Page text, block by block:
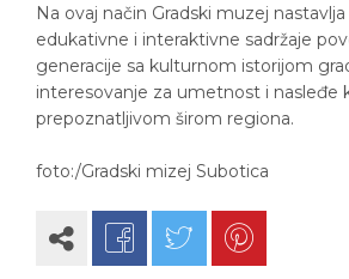
Na ovaj način Gradski muzej
edukativne i interaktivne sadržaje
generacije sa kulturnom istorijom
interesovanje za umetnost i nasleđe
prepoznatljivom širom regiona.
foto:/Gradski mizej Subotica